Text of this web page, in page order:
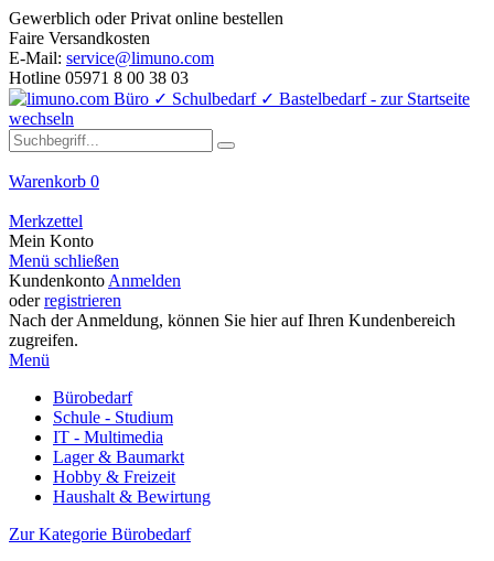
Gewerblich oder Privat online bestellen
Faire Versandkosten
E-Mail: service@limuno.com
Hotline 05971 8 00 38 03
Warenkorb 0
Merkzettel
Mein Konto
Menü schließen
Kundenkonto Anmelden
oderregistrieren
Nach der Anmeldung, können Sie hier auf Ihren Kundenbereich
zugreifen.
Menü
Bürobedarf
Schule - Studium
IT - Multimedia
Lager & Baumarkt
Hobby & Freizeit
Haushalt & Bewirtung
Zur Kategorie Bürobedarf